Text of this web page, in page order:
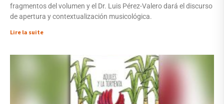
fragmentos del volumen y el Dr. Luis Pérez-Valero dará el discurso
de apertura y contextualización musicológica.
Lire la suite